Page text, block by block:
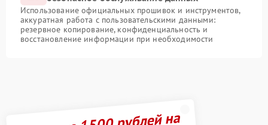
Использование официальных прошивок и инструментов,
аккуратная работа с пользовательскими данными:
резервное копирование, конфиденциальность и
восстановление информации при необходимости